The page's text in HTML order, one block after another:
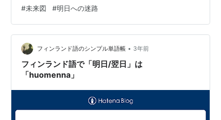
でもなお one more try one more step 今日が優しく終わ
らなくても いつでも明日は寄り添っているから
Tomorrow is another day Tomorrow is another day 涙で
ぼやけた地図は 行き先が読…
#未来図 #明日への迷路
フィンランド語のシンプル単語帳 • 3年前
フィンランド語で「明日/翌日」は
「huomenna」